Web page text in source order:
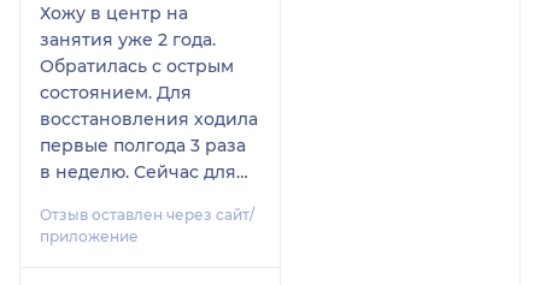
Сергей! Единственное,
что хотелось бы
добавить в работе всех
тренеров - почаще
напоминать пациентам о
правильности
выполнения
упражнений. Спасибо!
Хожу в центр на
занятия уже 2 года.
Обратилась с острым
состоянием. Для
восстановления ходила
первые полгода 3 раза
в неделю. Сейчас для
неделю.
Компетентные врачи,
Отзыв оставлен через сайт/
приложение